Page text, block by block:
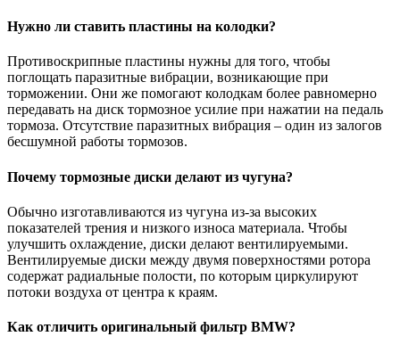
Нужно ли ставить пластины на колодки?
Противоскрипные пластины нужны для того, чтобы
поглощать паразитные вибрации, возникающие при
торможении. Они же помогают колодкам более равномерно
передавать на диск тормозное усилие при нажатии на педаль
тормоза. Отсутствие паразитных вибрация – один из залогов
бесшумной работы тормозов.
Почему тормозные диски делают из чугуна?
Обычно изготавливаются из чугуна из-за высоких
показателей трения и низкого износа материала. Чтобы
улучшить охлаждение, диски делают вентилируемыми.
Вентилируемые диски между двумя поверхностями ротора
содержат радиальные полости, по которым циркулируют
потоки воздуха от центра к краям.
Как отличить оригинальный фильтр BMW?